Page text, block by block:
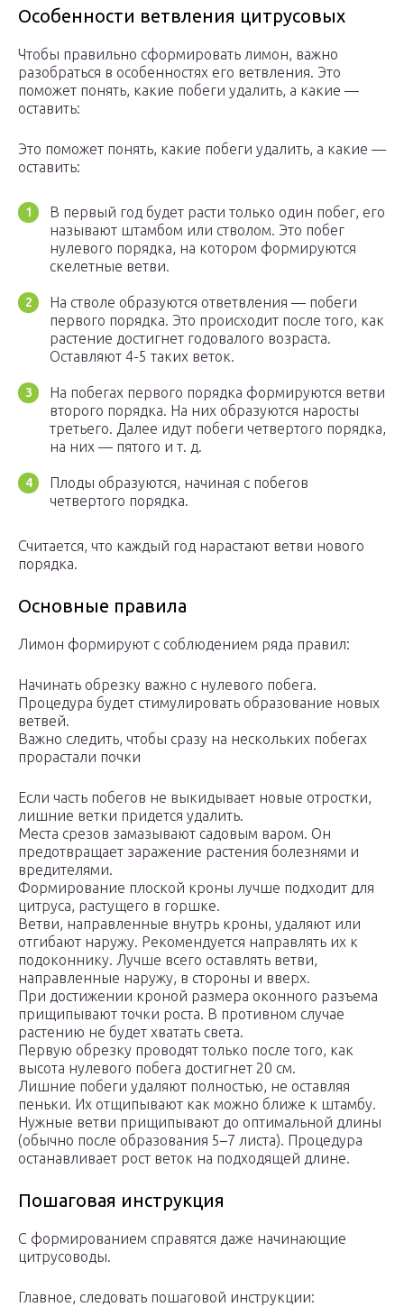
Особенности ветвления цитрусовых
Чтобы правильно сформировать лимон, важно
разобраться в особенностях его ветвления. Это
поможет понять, какие побеги удалить, а какие —
оставить:
Это поможет понять, какие побеги удалить, а какие —
оставить:
В первый год будет расти только один побег, его
называют штамбом или стволом. Это побег
нулевого порядка, на котором формируются
скелетные ветви.
На стволе образуются ответвления — побеги
первого порядка. Это происходит после того, как
растение достигнет годовалого возраста.
Оставляют 4-5 таких веток.
На побегах первого порядка формируются ветви
второго порядка. На них образуются наросты
третьего. Далее идут побеги четвертого порядка,
на них — пятого и т. д.
Плоды образуются, начиная с побегов
четвертого порядка.
Считается, что каждый год нарастают ветви нового
порядка.
Основные правила
Лимон формируют с соблюдением ряда правил:
Начинать обрезку важно с нулевого побега.
Процедура будет стимулировать образование новых
ветвей.
Важно следить, чтобы сразу на нескольких побегах
прорастали почки
Если часть побегов не выкидывает новые отростки,
лишние ветки придется удалить.
Места срезов замазывают садовым варом. Он
предотвращает заражение растения болезнями и
вредителями.
Формирование плоской кроны лучше подходит для
цитруса, растущего в горшке.
Ветви, направленные внутрь кроны, удаляют или
отгибают наружу. Рекомендуется направлять их к
подоконнику. Лучше всего оставлять ветви,
направленные наружу, в стороны и вверх.
При достижении кроной размера оконного разъема
прищипывают точки роста. В противном случае
растению не будет хватать света.
Первую обрезку проводят только после того, как
высота нулевого побега достигнет 20 см.
Лишние побеги удаляют полностью, не оставляя
пеньки. Их отщипывают как можно ближе к штамбу.
Нужные ветви прищипывают до оптимальной длины
(обычно после образования 5–7 листа). Процедура
останавливает рост веток на подходящей длине.
Пошаговая инструкция
С формированием справятся даже начинающие
цитрусоводы.
Главное, следовать пошаговой инструкции: